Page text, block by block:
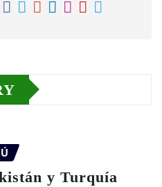
y Turquía